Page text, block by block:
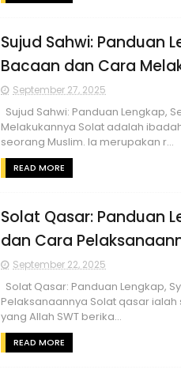
Sujud Sahwi: Panduan
Bacaan dan Cara
September 27, 2025
Sujud Sahwi: Panduan Lengkap,
Melakukannya Solat adalah
seorang Muslim. Ia merupakan r...
READ MORE
Solat Qasar: Panduan
dan Cara
September 22, 2025
Solat Qasar: Panduan Lengkap,
Pelaksanaannya Solat qasar
yang Allah SWT berika...
READ MORE